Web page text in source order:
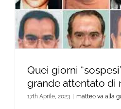
Quei giorni
grande attentato di
17th Aprile, 2023 matteo va alla